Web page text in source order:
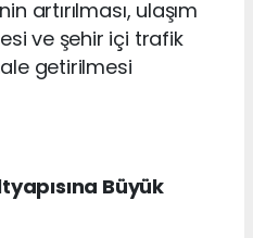
artırılması, ulaşım
ve şehir içi trafik
getirilmesi
Büyük